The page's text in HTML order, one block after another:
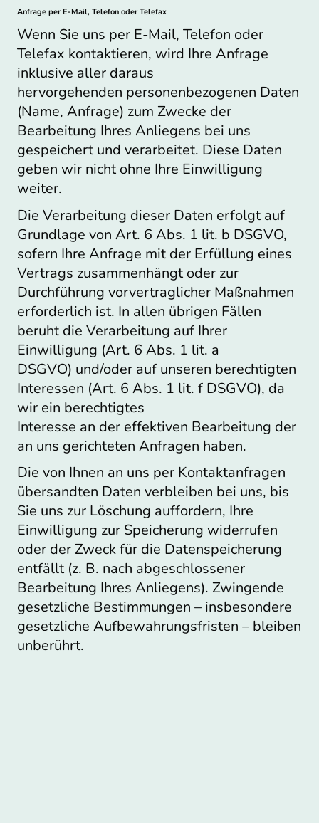
Anfrage per E-Mail, Telefon oder Telefax
Wenn Sie uns per E-Mail, Telefon oder
Telefax kontaktieren, wird Ihre Anfrage
inklusive aller daraus
hervorgehenden personenbezogenen Daten
(Name, Anfrage) zum Zwecke der
Bearbeitung Ihres Anliegens bei uns
gespeichert und verarbeitet. Diese Daten
geben wir nicht ohne Ihre Einwilligung
weiter.
Die Verarbeitung dieser Daten erfolgt auf
Grundlage von Art. 6 Abs. 1 lit. b DSGVO,
sofern Ihre Anfrage mit der Erfüllung eines
Vertrags zusammenhängt oder zur
Durchführung vorvertraglicher Maßnahmen
erforderlich ist. In allen übrigen Fällen
beruht die Verarbeitung auf Ihrer
Einwilligung (Art. 6 Abs. 1 lit. a
DSGVO) und/oder auf unseren berechtigten
Interessen (Art. 6 Abs. 1 lit. f DSGVO), da
wir ein berechtigtes
Interesse an der effektiven Bearbeitung der
an uns gerichteten Anfragen haben.
Die von Ihnen an uns per Kontaktanfragen
übersandten Daten verbleiben bei uns, bis
Sie uns zur Löschung auffordern, Ihre
Einwilligung zur Speicherung widerrufen
oder der Zweck für die Datenspeicherung
entfällt (z. B. nach abgeschlossener
Bearbeitung Ihres Anliegens). Zwingende
gesetzliche Bestimmungen – insbesondere
gesetzliche Aufbewahrungsfristen – bleiben
unberührt.